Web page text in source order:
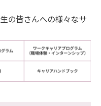
の皆さんへの様々なサ